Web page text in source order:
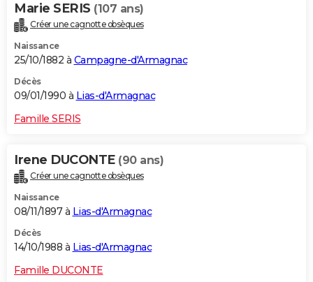
Marie SERIS (107 ans)
Créer une cagnotte obsèques
Naissance
25/10/1882 à Campagne-d'Armagnac
Décès
09/01/1990 à Lias-d'Armagnac
Famille SERIS
Irene DUCONTE (90 ans)
Créer une cagnotte obsèques
Naissance
08/11/1897 à Lias-d'Armagnac
Décès
14/10/1988 à Lias-d'Armagnac
Famille DUCONTE